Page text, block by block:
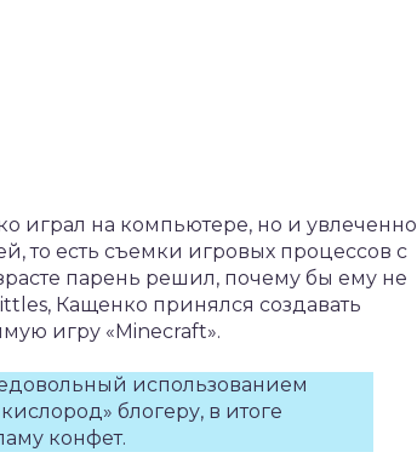
играл на компьютере, но и увлеченно
то есть съемки игровых процессов с
парень решил, почему бы ему не
Кащенко принялся создавать
игру «Minecraft».
использованием
блогеру, в итоге
конфет.